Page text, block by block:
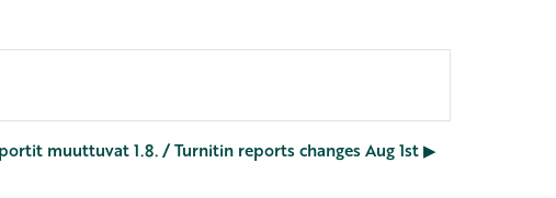
muuttuvat 1.8. / Turnitin reports changes Aug 1st ▶︎